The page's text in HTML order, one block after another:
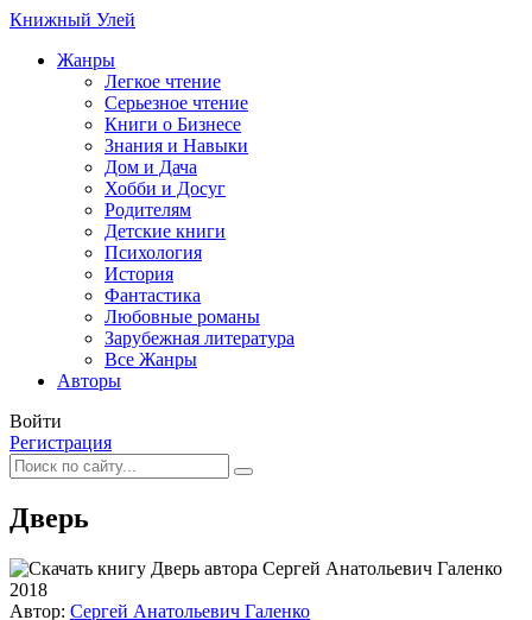
Книжный Улей
Жанры
Легкое чтение
Серьезное чтение
Книги о Бизнесе
Знания и Навыки
Дом и Дача
Хобби и Досуг
Родителям
Детские книги
Психология
История
Фантастика
Любовные романы
Зарубежная литература
Все Жанры
Авторы
Войти
Регистрация
Дверь
2018
Автор: Сергей Анатольевич Галенко